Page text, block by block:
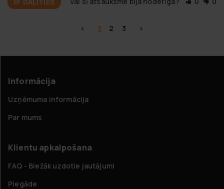
< 1 2 3 >
Informācija
Uzņēmuma informācija
Par mums
Klientu apkalpošana
FAQ - Biežāk uzdotie jautājumi
Piegāde